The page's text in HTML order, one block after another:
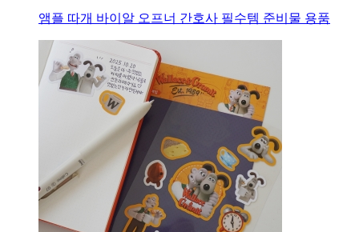
앰플 따개 바이알 오프너 간호사 필수템 준비물 용품